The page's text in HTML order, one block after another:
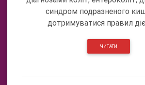
синдром подразненого
дотримуватися правил
ЧИТАТИ